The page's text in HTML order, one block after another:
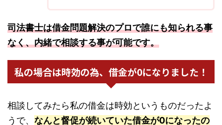
司法書士は借金問題解決のプロで誰にも知られる事
なく、内緒で相談する事が可能です。
私の場合は時効の為、借金が0になりました！
相談してみたら私の借金は時効というものだったよ
うで、 なんと督促が続いていた借金が0になったの